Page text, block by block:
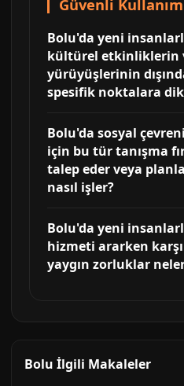
Güvenli Kullanım
Bolu'da yeni
kültürel etkinliklerin
yürüyüşlerinin
spesifik noktalara
Bolu'da sosyal
için bu tür tanışma
talep eder veya
nasıl işler?
Bolu'da yeni
hizmeti ararken
yaygın zorluklar
Bolu İlgili Makaleler